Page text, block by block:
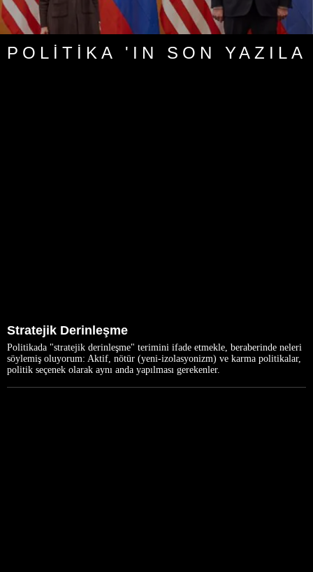
POLITIKA 'IN SON
Stratejik Derinleşme
Politikada "stratejik derinleşme" terimini ifade etmekle, beraberinde neleri
söylemiş oluyorum: Aktif, nötür (yeni-izolasyonizm) ve karma politikalar,
politik seçenek olarak aynı anda yapılması gerekenler.